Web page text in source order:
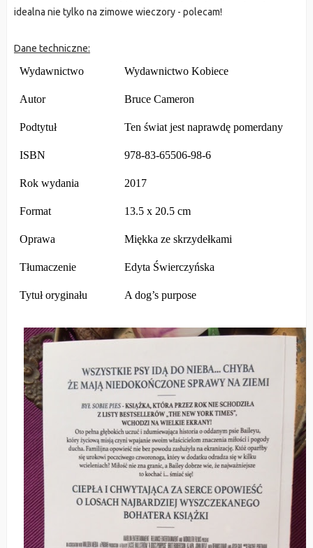
idealna nie tylko na zimowe wieczory - polecam!
Dane techniczne:
Wydawnictwo Wydawnictwo Kobiece
Autor Bruce Cameron
Podtytuł Ten świat jest naprawdę pomerdany
ISBN 978-83-65506-98-6
Rok wydania 2017
Format 13.5 x 20.5 cm
Oprawa Miękka ze skrzydełkami
Tłumaczenie Edyta Świerczyńska
Tytuł oryginału A dog’s purpose